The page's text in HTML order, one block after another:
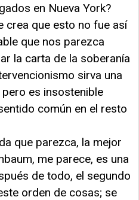
en Nueva York?
crea que esto no fue así
que nos parezca
la carta de la soberanía
sirva una
es insostenible
común en el resto
que parezca, la mejor
me parece, es una
de todo, el segundo
orden de cosas; se